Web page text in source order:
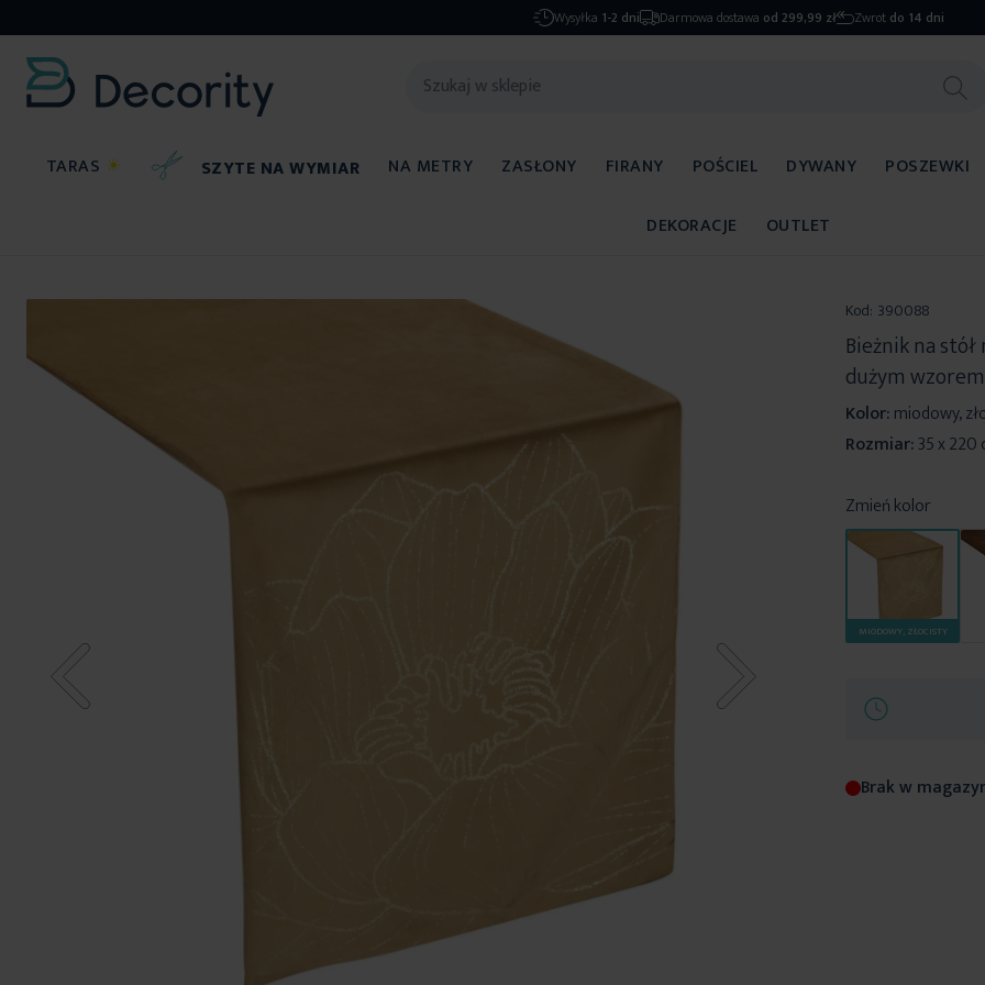
Wysyłka 1-2 dni Darmowa dostawa od 299,99 zł Zwrot do 14 dni
TARAS ☀ SZYTE NA WYMIAR NA METRY ZASŁONY FIRANY POŚCIEL DYWANY
POSZEWKI
DEKORACJE
OUTLET
koniec
galerii
Kod: 390088
Bieżnik na
dużym
Kolor:miodowy,
Rozmiar:35 x 220
Zmień kolor
MIODOWY, ZŁOCISTY
Brak w